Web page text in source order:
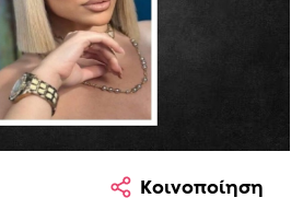
Κοινοποίηση